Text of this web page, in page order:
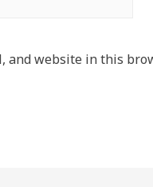
and website in this